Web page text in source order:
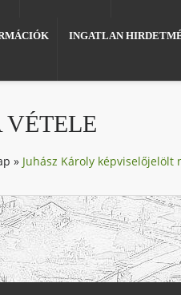
INGATLAN
» Juhász Károly